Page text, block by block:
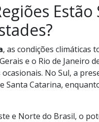
, as condições climáticas
e o Rio de Janeiro
No Sul, a
Santa Catarina,
e Norte do Brasil, o